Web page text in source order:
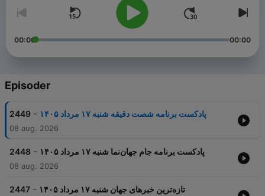
00:00 00:00
Episoder
2449 - پادکست برنامه شصت دقیقه شنبه ۱۷ مرداد ۱۴۰۵
08 aug. 2026
2448 - پادکست برنامه جام جهان‌نما شنبه ۱۷ مرداد ۱۴۰۵
08 aug. 2026
2447 - تازه‌ترین خبرهای جهان شنبه ۱۷ مرداد ۱۴۰۵